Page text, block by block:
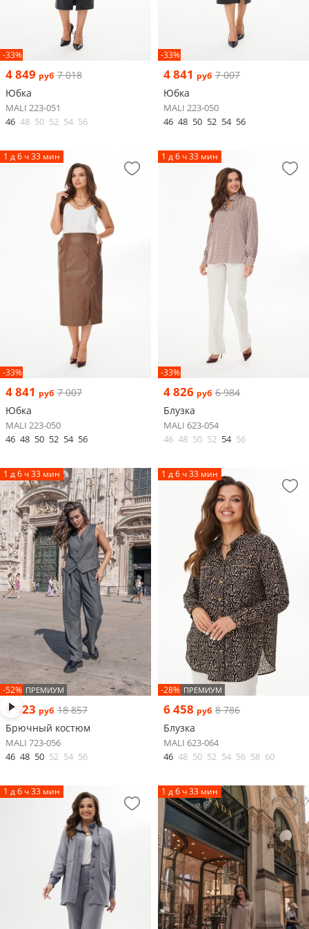
-33%
4 849 руб 7 018
Юбка
MALI 223-051
46 48 50 52 54 56
-33%
4 841 руб 7 007
Юбка
MALI 223-050
46 48 50 52 54 56
1 д 6 ч 33 мин
-33%
4 841 руб 7 007
Юбка
MALI 223-050
46 48 50 52 54 56
1 д 6 ч 33 мин
-33%
4 826 руб 6 984
Блузка
MALI 623-054
46 48 50 52 54 56
1 д 6 ч 33 мин
-52% ПРЕМИУМ
9 923 руб 18 857
Брючный костюм
MALI 723-056
46 48 50 52 54 56
1 д 6 ч 33 мин
-28% ПРЕМИУМ
6 458 руб 8 786
Блузка
MALI 623-064
46 48 50 52 54 56 58 60
1 д 6 ч 33 мин 1 д 6 ч 33 мин